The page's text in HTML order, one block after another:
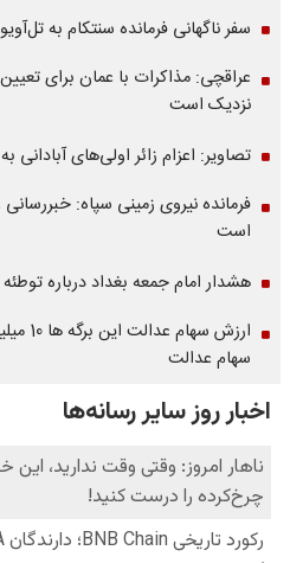
سفر ناگهانی فرمانده سنتکام به تل‌آویو
عراقچی: مذاکرات با عمان برای
نزدیک است
تصاویر: اعزام زائر اولی‌های آبادانی
فرمانده نیروی زمینی سپاه:
است
هشدار امام جمعه بغداد درباره توطئه
ارزش
سهام عدالت